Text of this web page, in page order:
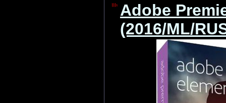
Adobe
(2016/ML/